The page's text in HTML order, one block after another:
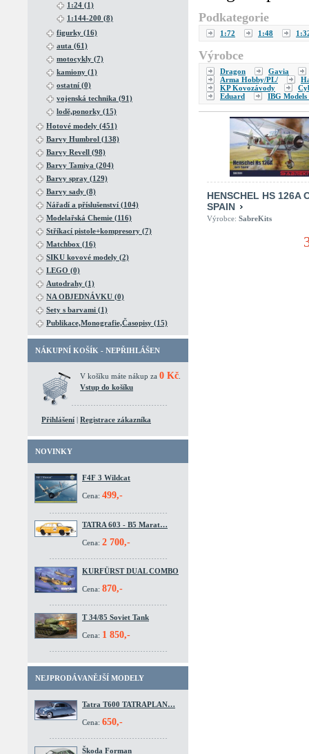
1:24 (1)
1:144-200 (8)
figurky (16)
auta (61)
motocykly (7)
kamiony (1)
ostatní (0)
vojenská technika (91)
lodě,ponorky (15)
Hotové modely (451)
Barvy Humbrol (138)
Barvy Revell (98)
Barvy Tamiya (204)
Barvy spray (129)
Barvy sady (8)
Nářadí a příslušenství (104)
Modelařská Chemie (116)
Stříkací pistole+kompresory (7)
Matchbox (16)
SIKU kovové modely (2)
LEGO (0)
Autodrahy (1)
NA OBJEDNÁVKU (0)
Sety s barvami (1)
Publikace,Monografie,Časopisy (15)
NÁKUPNÍ KOŠÍK - NEPŘIHLÁŠEN
V košíku máte nákup za 0 Kč
Vstup do košíku
Přihlášení | Registrace zákazníka
NOVINKY
F4F 3 Wildcat
Cena: 499,-
TATRA 603 - B5 Marat…
Cena: 2 700,-
KURFÜRST DUAL COMBO
Cena: 870,-
T 34/85 Soviet Tank
Cena: 1 850,-
NEJPRODÁVANĚJŠÍ MODELY
Tatra T600 TATRAPLAN…
Cena: 650,-
Škoda Forman
Podkategorie
1:72 1:48
Výrobce
Dragon
Gavia
Arma Hobby/PL/
KP Kovozávody
Eduard
IBG Models
HENSCHEL HS 126A
SPAIN
Výrobce: SabreKits